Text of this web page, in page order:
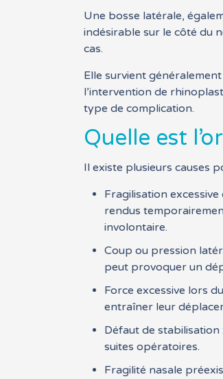
Une bosse latérale,
indésirable sur le côté du
cas.
Elle survient
l’intervention de
type de complication.
Quelle est
Il existe plusieurs causes
Fragilisation
rendus
involontaire.
Coup ou pression
peut provoquer un
Force excessive lors
entraîner leur
Défaut de
suites opératoires.
Fragilité nasale